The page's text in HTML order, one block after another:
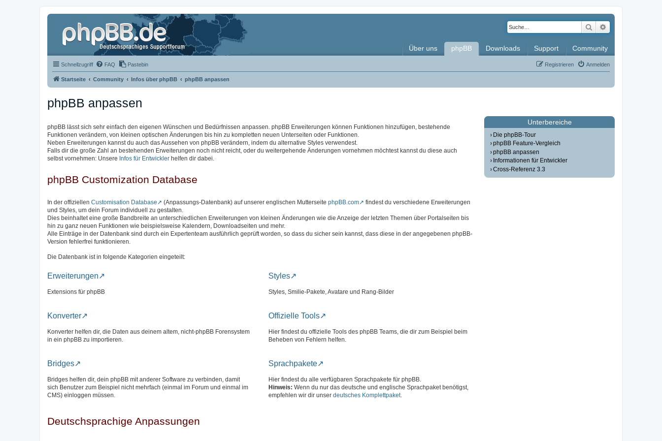
Suche
Über uns phpBB Downloads Support Community
Schnellzugriff FAQ Pastebin Anmelden
Registrieren
Startseite Community Infos über phpBB phpBB anpassen
phpBB anpassen
phpBB lässt sich sehr einfach den eigenen Wünschen und Bedürfnissen anpassen. phpBB Erweiterungen können Funktionen hinzufügen, bestehende
Funktionen verändern, von kleinen optischen Änderungen bis hin zu kompletten neuen Unterseiten oder Funktionen.
Neben Erweiterungen kannst du auch das Aussehen von phpBB verändern, indem du alternative Styles verwendest.
Falls dir die große Zahl an bestehenden Erweiterungen noch nicht reicht, oder du weitergehende Änderungen vornehmen möchtest kannst du diese auch
selbst vornehmen: Unsere Infos für Entwickler helfen dir dabei.
phpBB Customization Database
In der offiziellen Customisation Database (Anpassungs-Datenbank) auf unserer englischen Mutterseite phpBB.com
findest du verschiedene Erweiterungen
und Styles, um dein Forum individuell zu gestalten.
Dies beinhaltet eine große Bandbreite an unterschiedlichen Erweiterungen von kleinen Änderungen wie die Anzeige der letzten Themen über Portalseiten bis
hin zu ganz neuen Funktionen wie beispielsweise Kalendern, Downloadseiten und mehr.
Alle Einträge in der Datenbank sind durch ein Expertenteam ausführlich geprüft worden, so dass du sicher sein kannst, dass diese in der angegebenen phpBB-
Version fehlerfrei funktionieren.
Die Datenbank ist in folgende Kategorien eingeteilt:
Erweiterungen
Extensions für phpBB
Styles
Styles, Smilie-Pakete, Avatare und Rang-Bilder
Konverter
Konverter helfen dir, die Daten aus deinem altem, nicht-phpBB Forensystem
in ein phpBB zu importieren.
Offizielle Tools
Hier findest du offizielle Tools des phpBB Teams, die dir zum Beispiel beim
Beheben von Fehlern helfen.
Bridges
Bridges helfen dir, dein phpBB mit anderer Software zu verbinden, damit
sich Benutzer zum Beispiel nicht mehrfach (einmal im Forum und einmal im
CMS) einloggen müssen.
Sprachpakete
Hier findest du alle verfügbaren Sprachpakete für phpBB.
Hinweis: Wenn du nur das deutsche und englische Sprachpaket benötigst,
empfehlen wir dir unserdeutsches Komplettpaket.
Deutschsprachige Anpassungen
Unterbereiche
Die phpBB-Tour
phpBB Feature-Vergleich
phpBB anpassen
Informationen für Entwickler
Cross-Referenz 3.3